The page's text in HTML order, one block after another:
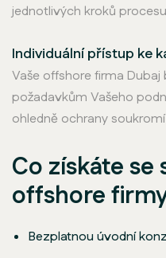
jednotlivých kroků
Individuální přístup ke
Vaše offshore firma
požadavkům Vašeho
ohledně ochrany
Co získáte se
offshore
Bezplatnou úvodní